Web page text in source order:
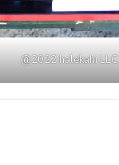
@2022 halekahi LLC